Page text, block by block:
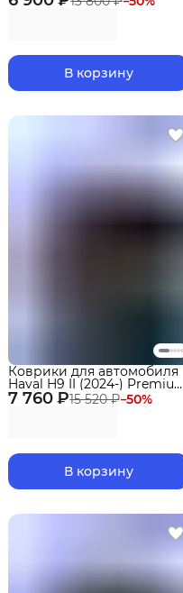
cалон
В корзину
7 760 ₽15 520 ₽−50%
Коврики для автомобиля
Haval H9 II (2024-) Premium
("EVA 3D") в cалон
В корзину